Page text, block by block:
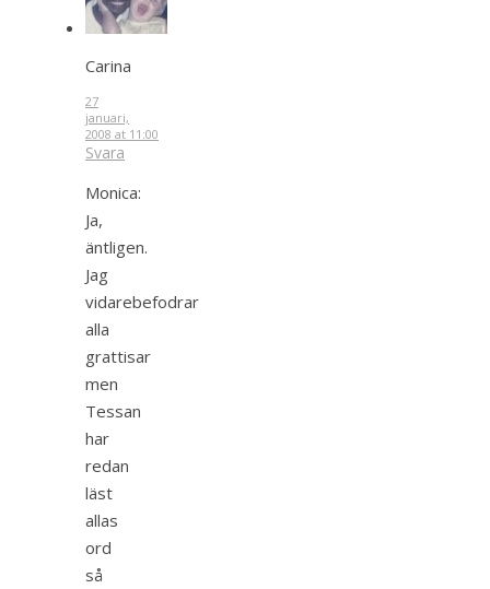
Carina
27
januari,
2008 at 11:00
Svara
Monica:
Ja,
äntligen.
Jag
vidarebefodrar
alla
grattisar
men
Tessan
har
redan
läst
allas
ord
så